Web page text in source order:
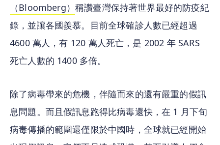
（Bloomberg） 稱讚臺灣保持著世界最好的防疫紀
錄，並讓各國羨慕。目前全球確診人數已經超過
4600 萬人，有 120 萬人死亡，是 2002 年 SARS
死亡人數的 1400 多倍。
除了病毒帶來的危機，伴隨而來的還有嚴重的假訊
息問題。而且假訊息跑得比病毒還快，在 1 月下旬
病毒傳播的範圍還僅限於中國時，全球就已經開始